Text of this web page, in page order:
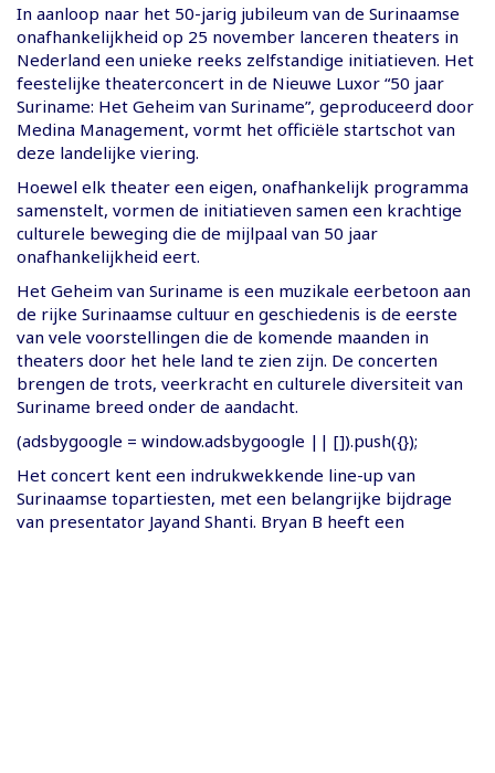
In aanloop naar het 50-jarig jubileum van de Surinaamse
onafhankelijkheid op 25 november lanceren theaters in
Nederland een unieke reeks zelfstandige initiatieven. Het
feestelijke theaterconcert in de Nieuwe Luxor “50 jaar
Suriname: Het Geheim van Suriname”, geproduceerd door
Medina Management, vormt het officiële startschot van
deze landelijke viering.
Hoewel elk theater een eigen, onafhankelijk programma
samenstelt, vormen de initiatieven samen een krachtige
culturele beweging die de mijlpaal van 50 jaar
onafhankelijkheid eert.
Het Geheim van Suriname is een muzikale eerbetoon aan
de rijke Surinaamse cultuur en geschiedenis is de eerste
van vele voorstellingen die de komende maanden in
theaters door het hele land te zien zijn. De concerten
brengen de trots, veerkracht en culturele diversiteit van
Suriname breed onder de aandacht.
(adsbygoogle = window.adsbygoogle || []).push({});
Het concert kent een indrukwekkende line-up van
Surinaamse topartiesten, met een belangrijke bijdrage
van presentator Jayand Shanti. Bryan B heeft een